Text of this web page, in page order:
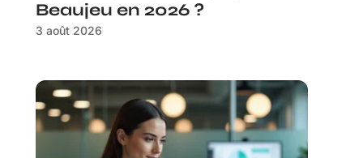
Beaujeu en 2026 ?
3 août 2026